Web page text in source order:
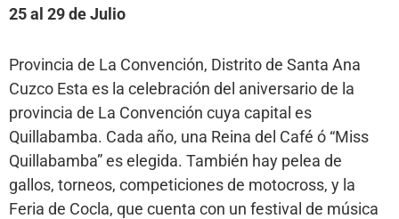
25 al 29 de Julio
Provincia de La Convención, Distrito de Santa Ana
Cuzco Esta es la celebración del aniversario de la
provincia de La Convención cuya capital es
Quillabamba. Cada año, una Reina del Café ó “Miss
Quillabamba” es elegida. También hay pelea de
gallos, torneos, competiciones de motocross, y la
Feria de Cocla, que cuenta con un festival de música